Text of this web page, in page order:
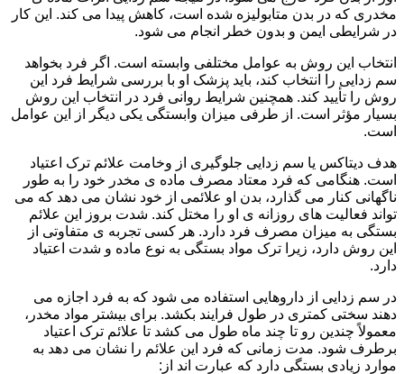
مخدری که در بدن متابولیزه شده است، کاهش پیدا می کند. این کار
در شرایطی ایمن و بدون خطر انجام می شود.
انتخاب این روش به عوامل مختلفی وابسته است. اگر فرد بخواهد
سم زدایی را انتخاب کند، باید پزشک او با بررسی شرایط فرد این
روش را تأیید کند. همچنین شرایط روانی فرد در انتخاب این روش
بسیار مؤثر است. از طرفی میزان وابستگی یکی دیگر از این عوامل
است.
هدف دیتاکس یا سم زدایی جلوگیری از وخامت علائم ترک اعتیاد
است. هنگامی که فرد معتاد مصرف ماده ی مخدر خود را به طور
ناگهانی کنار می گذارد، بدن او علائمی از خود نشان می دهد که می
تواند فعالیت های روزانه ی او را مختل کند. شدت بروز این علائم
بستگی به میزان مصرف فرد دارد. هر کسی تجربه ی متفاوتی از
این روش دارد، زیرا ترک مواد بستگی به نوع ماده و شدت اعتیاد
دارد.
در سم زدایی از داروهایی استفاده می شود که به فرد اجازه می
دهند سختی کمتری در طول فرایند بکشد. برای بیشتر مواد مخدر،
معمولاً چندین رو تا چند ماه طول می کشد تا علائم ترک اعتیاد
برطرف شود. مدت زمانی که فرد این علائم را نشان می دهد به
موارد زیادی بستگی دارد که عبارت اند از: